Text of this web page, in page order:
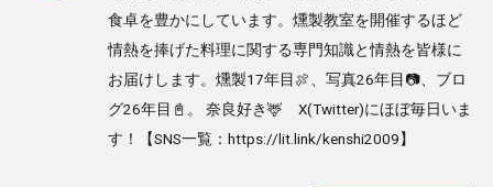
食卓を豊かにしています。燻製教室を開催するほど
情熱を捧げた料理に関する専門知識と情熱を皆様に
お届けします。燻製17年目🍖、写真26年目📷、ブロ
グ26年目📓。 奈良好き🦌 X(Twitter)にほぼ毎日いま
す！【SNS一覧：https://lit.link/kenshi2009】